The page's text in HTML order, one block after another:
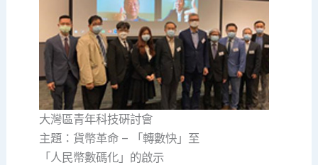
大灣區青年科技硏討會
主題：貨幣革命 – 「轉數快」至
「人民幣數碼化」的啟示